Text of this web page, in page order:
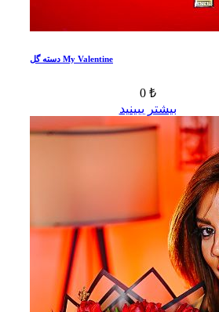
دسته گل My Valentine
0 ₺
بیشتر ببینید